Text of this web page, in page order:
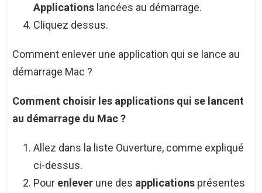
Applications lancées au démarrage.
Cliquez dessus.
Comment enlever une application qui se lance au
démarrage Mac ?
Comment choisir les applications qui se lancent
au démarrage du Mac?
Allez dans la liste Ouverture, comme expliqué
ci-dessus.
Pour enlever une des applications présentes